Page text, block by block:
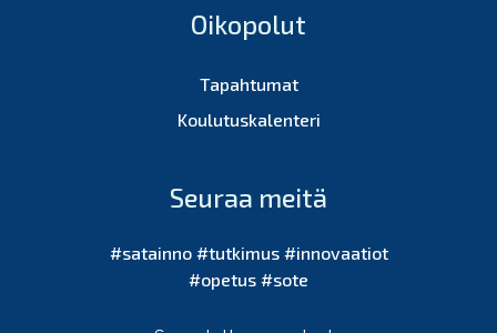
Oikopolut
Tapahtumat
Koulutuskalenteri
Seuraa meitä
#satainno #tutkimus #innovaatiot
#opetus #sote